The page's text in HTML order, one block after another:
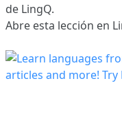
de LingQ.
Abre esta lección en